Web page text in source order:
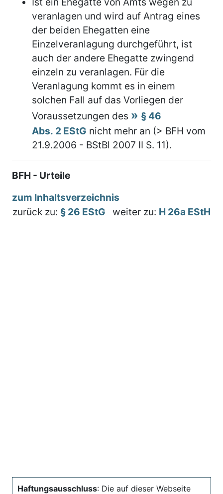
veranlagen und wird auf Antrag eines
der beiden Ehegatten eine
Einzelveranlagung durchgeführt, ist
auch der andere Ehegatte zwingend
einzeln zu veranlagen. Für die
Veranlagung kommt es in einem
solchen Fall auf das Vorliegen der
Voraussetzungen des
§ 46
Abs. 2 EStG nicht mehr an (> BFH vom
21.9.2006 - BStBl 2007 II S. 11).
BFH - Urteile
zum Inhaltsverzeichnis
zurück zu: § 26 EStG weiter zu: H 26a EStH
Haftungsausschluss: Die auf dieser Webseite